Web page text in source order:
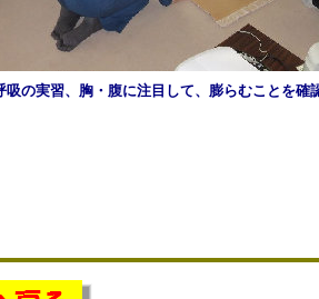
吸の実習、胸・腹に注目して、膨らむことを確